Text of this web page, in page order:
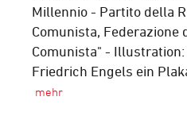
Millennio - Partito della
Comunista, Federazione
Comunista" -
Friedrich Engels ein